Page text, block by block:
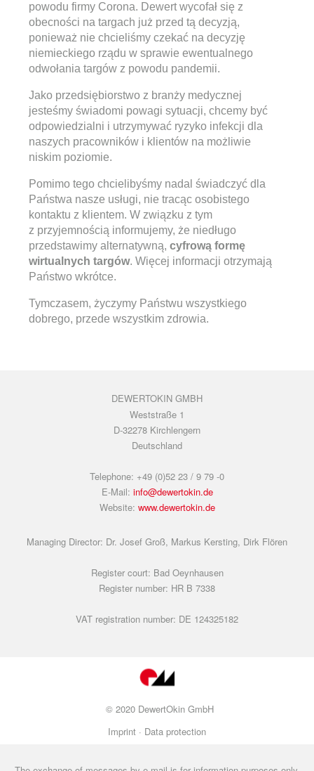
powodu firmy Corona. Dewert wycofał się z
obecności na targach już przed tą decyzją,
ponieważ nie chcieliśmy czekać na decyzję
niemieckiego rządu w sprawie ewentualnego
odwołania targów z powodu pandemii.
Jako przedsiębiorstwo z branży medycznej
jesteśmy świadomi powagi sytuacji, chcemy być
odpowiedzialni i utrzymywać ryzyko infekcji dla
naszych pracowników i klientów na możliwie
niskim poziomie.
Pomimo tego chcielibyśmy nadal świadczyć dla
Państwa nasze usługi, nie tracąc osobistego
kontaktu z klientem. W związku z tym
z przyjemnością informujemy, że niedługo
przedstawimy alternatywną, cyfrową formę
wirtualnych targów. Więcej informacji otrzymają
Państwo wkrótce.
Tymczasem, życzymy Państwu wszystkiego
dobrego, przede wszystkim zdrowia.
DEWERTOKIN GMBH
Weststraße 1
D-32278 Kirchlengern
Deutschland
Telephone: +49 (0)52 23 / 9 79 -0
E-Mail: info@dewertokin.de
Website: www.dewertokin.de
Managing Director: Dr. Josef Groß, Markus Kersting, Dirk Flören
Register court: Bad Oeynhausen
Register number: HR B 7338
VAT registration number: DE 124325182
© 2020 DewertOkin GmbH
Imprint · Data protection